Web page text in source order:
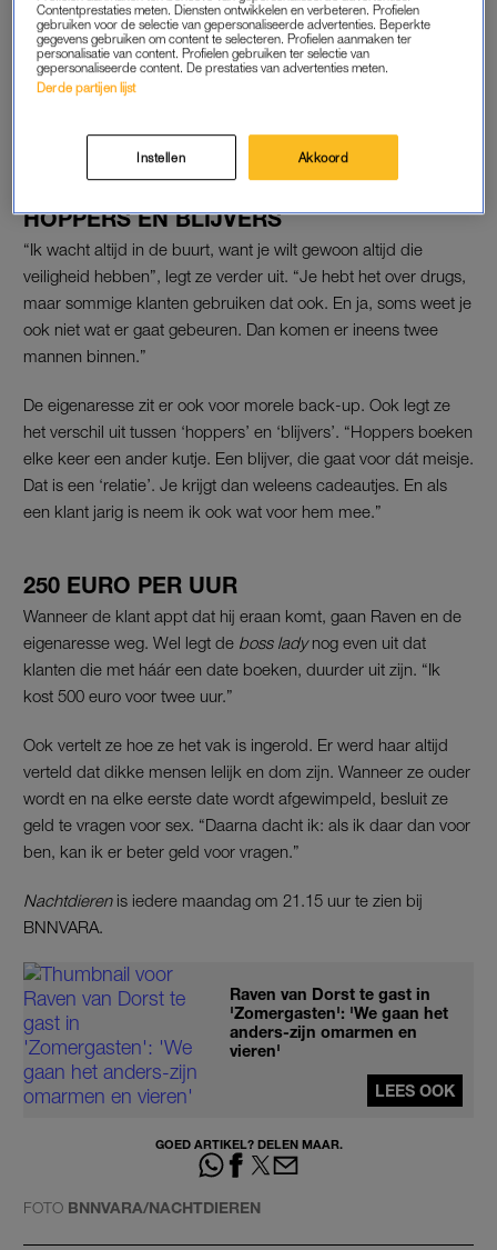
In 'Nachtdieren' naait Romy
babynestjes voor overleden
baby's: 'Droom
LEES OOK
HOPPERS EN BLIJVERS
“Ik wacht altijd in de buurt, want je wilt gewoon altijd die
veiligheid hebben”, legt ze verder uit. “Je hebt het over drugs,
maar sommige klanten gebruiken dat ook. En ja, soms weet je
ook niet wat er gaat gebeuren. Dan komen er ineens twee
mannen binnen.”
De eigenaresse zit er ook voor morele back-up. Ook legt ze
het verschil uit tussen ‘hoppers’ en ‘blijvers’. “Hoppers boeken
elke keer een ander kutje. Een blijver, die gaat voor dát meisje.
Dat is een ‘relatie’. Je krijgt dan weleens cadeautjes. En als
een klant jarig is neem ik ook wat voor hem mee.”
250 EURO PER UUR
Wanneer de klant appt dat hij eraan komt, gaan Raven en de
eigenaresse weg. Wel legt de boss ladynog even uit dat
klanten die met háár een date boeken, duurder uit zijn. “Ik
kost 500 euro voor twee uur.”
Ook vertelt ze hoe ze het vak is ingerold. Er werd haar altijd
verteld dat dikke mensen lelijk en dom zijn. Wanneer ze ouder
wordt en na elke eerste date wordt afgewimpeld, besluit ze
geld te vragen voor sex. “Daarna dacht ik: als ik daar dan voor
ben, kan ik er beter geld voor vragen.”
Nachtdierenis iedere maandag om 21.15 uur te zien bij
BNNVARA.
Raven van Dorst te gast in
'Zomergasten': 'We gaan het
anders-zijn omarmen en
vieren'
LEES OOK
GOED ARTIKEL? DELEN MAAR.
FOTO BNNVARA/NACHTDIEREN
Contentprestaties meten. Diensten ontwikkelen en verbeteren. Profielen
gebruiken voor de selectie van gepersonaliseerde advertenties. Beperkte
gegevens gebruiken om content te selecteren. Profielen aanmaken ter
personalisatie van content. Profielen gebruiken ter selectie van
gepersonaliseerde content. De prestaties van advertenties meten.
Derde partijen lijst
Instellen Akkoord